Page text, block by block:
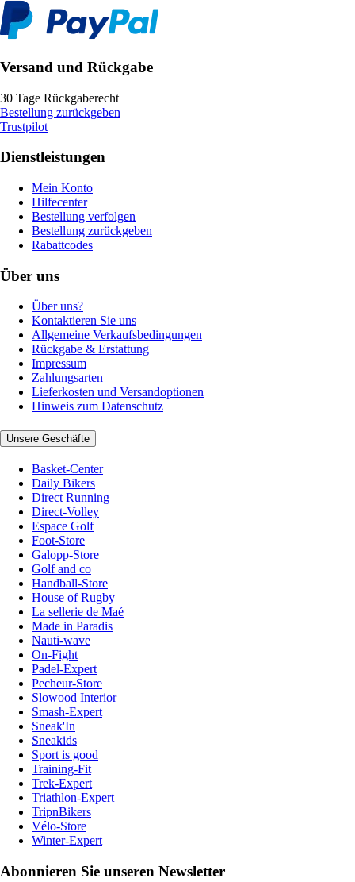
Versand und Rückgabe
30 Tage Rückgaberecht
Bestellung zurückgeben
Trustpilot
Dienstleistungen
Mein Konto
Hilfecenter
Bestellung verfolgen
Bestellung zurückgeben
Rabattcodes
Über uns
Über uns?
Kontaktieren Sie uns
Allgemeine Verkaufsbedingungen
Rückgabe & Erstattung
Impressum
Zahlungsarten
Lieferkosten und Versandoptionen
Hinweis zum Datenschutz
Unsere Geschäfte
Basket-Center
Daily Bikers
Direct Running
Direct-Volley
Espace Golf
Foot-Store
Galopp-Store
Golf and co
Handball-Store
House of Rugby
La sellerie de Maé
Made in Paradis
Nauti-wave
On-Fight
Padel-Expert
Pecheur-Store
Slowood Interior
Smash-Expert
Sneak'In
Sneakids
Sport is good
Training-Fit
Trek-Expert
Triathlon-Expert
TripnBikers
Vélo-Store
Winter-Expert
Abonnieren Sie unseren Newsletter